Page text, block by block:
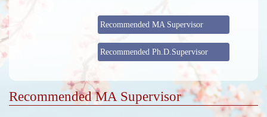
Recommended MA Supervisor
Recommended Ph.D.Supervisor
Recommended MA Supervisor